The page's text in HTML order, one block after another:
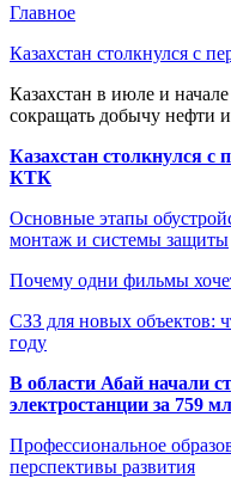
Главное
Казахстан столкнулся с
Казахстан в июле и
сокращать добычу нефти
Казахстан столкнулся с
КТК
Основные этапы
монтаж и системы защиты
Почему одни фильмы
СЗЗ для новых объектов:
году
В области Абай начали
электростанции за 759
Профессиональное
перспективы развития